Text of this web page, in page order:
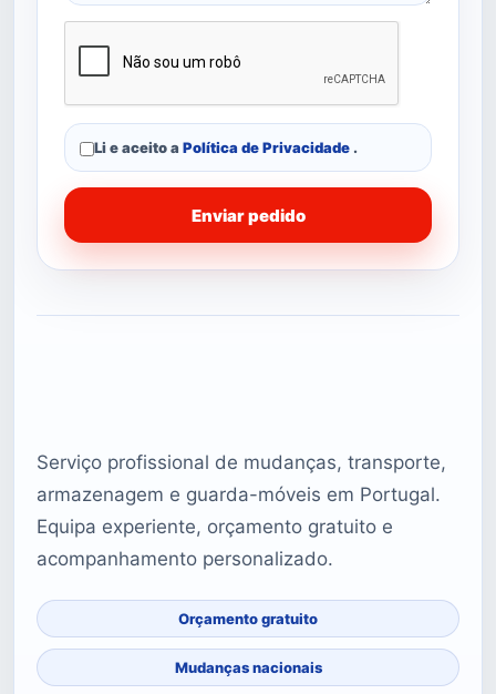
Li e aceito a Política de Privacidade .
Enviar pedido
Serviço profissional de mudanças, transporte,
armazenagem e guarda-móveis em Portugal.
Equipa experiente, orçamento gratuito e
acompanhamento personalizado.
Orçamento gratuito
Mudanças nacionais